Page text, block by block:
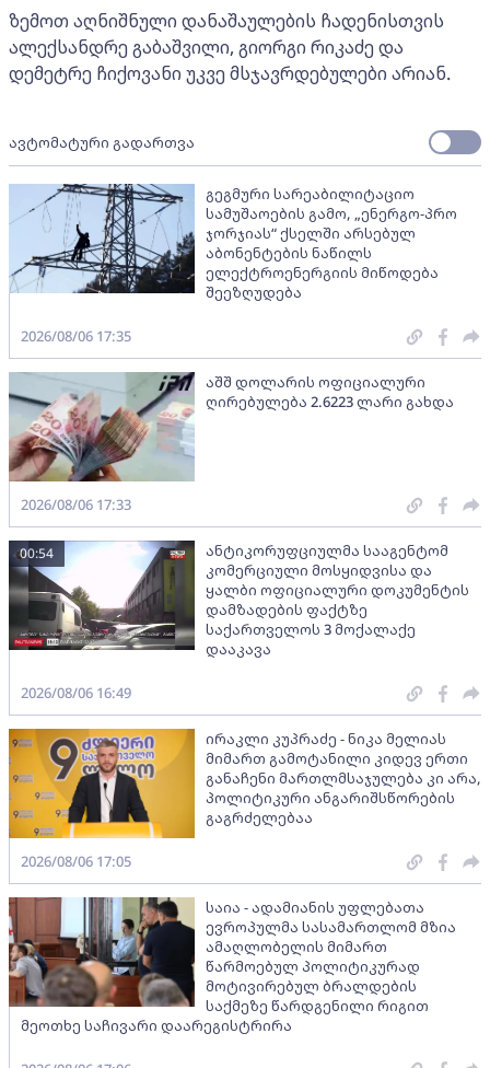
ზემოთ აღნიშნული დანაშაულების ჩადენისთვის
ალექსანდრე გაბაშვილი, გიორგი რიკაძე და
დემეტრე ჩიქოვანი უკვე მსჯავრდებულები არიან.
ავტომატური გადართვა
გეგმური სარეაბილიტაციო
სამუშაოების გამო, „ენერგო-პრო
ჯორჯიას“ ქსელში არსებულ
აბონენტების ნაწილს
ელექტროენერგიის მიწოდება
შეეზღუდება
2026/08/06 17:35
აშშ დოლარის ოფიციალური
ღირებულება 2.6223 ლარი გახდა
2026/08/06 17:33
ანტიკორუფციულმა სააგენტომ
კომერციული მოსყიდვისა და
ყალბი ოფიციალური დოკუმენტის
დამზადების ფაქტზე
საქართველოს 3 მოქალაქე
დააკავა
00:54
2026/08/06 16:49
ირაკლი კუპრაძე - ნიკა მელიას
მიმართ გამოტანილი კიდევ ერთი
განაჩენი მართლმსაჯულება კი არა,
პოლიტიკური ანგარიშსწორების
გაგრძელებაა
2026/08/06 17:05
საია - ადამიანის უფლებათა
ევროპულმა სასამართლომ მზია
ამაღლობელის მიმართ
წარმოებულ პოლიტიკურად
მოტივირებულ ბრალდების
საქმეზე წარდგენილი რიგით
მეოთხე საჩივარი დაარეგისტრირა